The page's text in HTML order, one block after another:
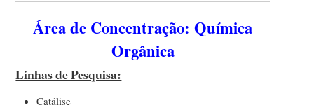
Área de Concentração: Química
Orgânica
Linhas de Pesquisa:
Catálise